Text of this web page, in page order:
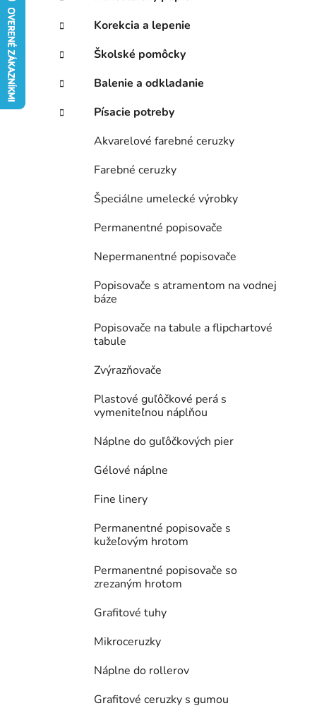
e
l
Korekcia a lepenie
Školské pomôcky
Balenie a odkladanie
Písacie potreby
Akvarelové farebné ceruzky
Farebné ceruzky
Špeciálne umelecké výrobky
Permanentné popisovače
Nepermanentné popisovače
Popisovače s atramentom na vodnej
báze
Popisovače na tabule a flipchartové
tabule
Zvýrazňovače
Plastové guľôčkové perá s
vymeniteľnou náplňou
Náplne do guľôčkových pier
Gélové náplne
Fine linery
Permanentné popisovače s
kužeľovým hrotom
Permanentné popisovače so
zrezaným hrotom
Grafitové tuhy
Mikroceruzky
Náplne do rollerov
Grafitové ceruzky s gumou